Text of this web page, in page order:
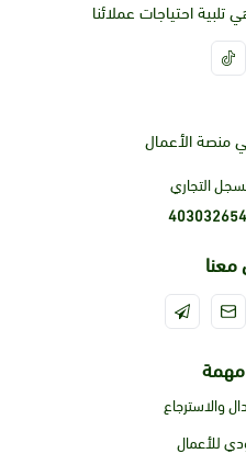
تلبية احتياجات عملائنا
منصة الأعمال
التجاري
معنا
مهمة
والاسترجاع
للأعمال